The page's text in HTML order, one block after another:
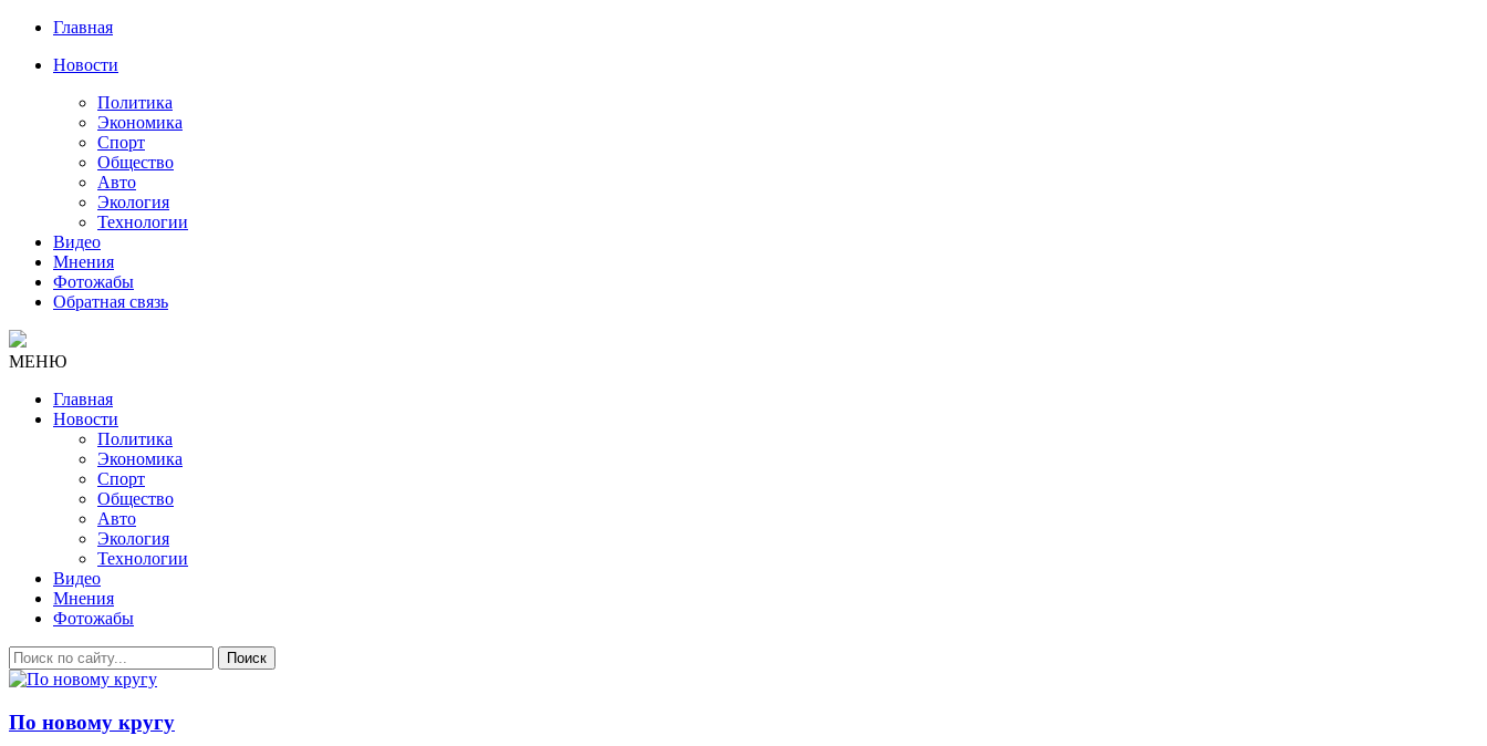
Главная
Новости
Политика
Экономика
Спорт
Общество
Авто
Экология
Технологии
Видео
Мнения
Фотожабы
Обратная связь
МЕНЮ
Главная
Новости
Политика
Экономика
Спорт
Общество
Авто
Экология
Технологии
Видео
Мнения
Фотожабы
Поиск
По новому кругу